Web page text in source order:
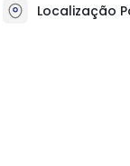
Localização